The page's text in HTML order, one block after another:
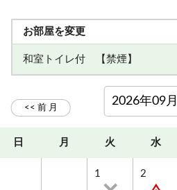
お部屋を変更
和室トイレ付 【禁煙】
日 月 火 水
1 2